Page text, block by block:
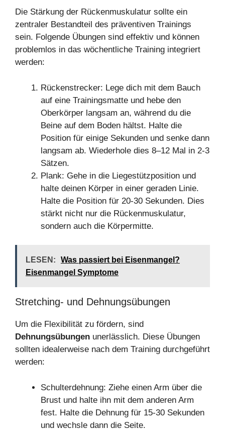
Die Stärkung der Rückenmuskulatur sollte ein
zentraler Bestandteil des präventiven Trainings
sein. Folgende Übungen sind effektiv und können
problemlos in das wöchentliche Training integriert
werden:
Rückenstrecker: Lege dich mit dem Bauch
auf eine Trainingsmatte und hebe den
Oberkörper langsam an, während du die
Beine auf dem Boden hältst. Halte die
Position für einige Sekunden und senke dann
langsam ab. Wiederhole dies 8–12 Mal in 2-3
Sätzen.
Plank: Gehe in die Liegestützposition und
halte deinen Körper in einer geraden Linie.
Halte die Position für 20-30 Sekunden. Dies
stärkt nicht nur die Rückenmuskulatur,
sondern auch die Körpermitte.
LESEN:
Was passiert bei Eisenmangel?
Eisenmangel Symptome
Stretching- und Dehnungsübungen
Um die Flexibilität zu fördern, sind
Dehnungsübungen unerlässlich. Diese Übungen
sollten idealerweise nach dem Training durchgeführt
werden:
Schulterdehnung: Ziehe einen Arm über die
Brust und halte ihn mit dem anderen Arm
fest. Halte die Dehnung für 15-30 Sekunden
und wechsle dann die Seite.